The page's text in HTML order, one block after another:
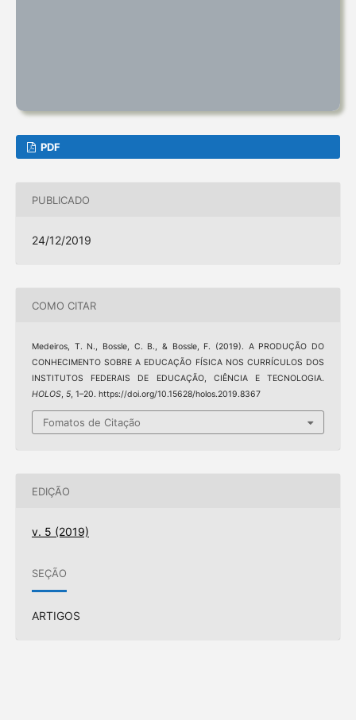
PDF
PUBLICADO
24/12/2019
COMO CITAR
Medeiros, T. N., Bossle, C. B., & Bossle, F. (2019). A PRODUÇÃO DO
CONHECIMENTO SOBRE A EDUCAÇÃO FÍSICA NOS CURRÍCULOS DOS
INSTITUTOS FEDERAIS DE EDUCAÇÃO, CIÊNCIA E TECNOLOGIA.
HOLOS, 5, 1–20. https://doi.org/10.15628/holos.2019.8367
Fomatos de Citação
EDIÇÃO
v. 5 (2019)
SEÇÃO
ARTIGOS